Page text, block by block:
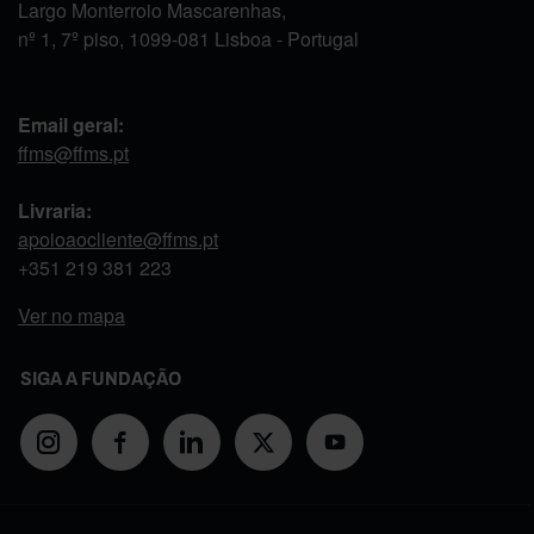
Largo Monterroio Mascarenhas,
nº 1, 7º piso, 1099-081 Lisboa - Portugal
Email geral:
ffms@ffms.pt
Livraria:
apoioaocliente@ffms.pt
+351 219 381 223
Ver no mapa
SIGA A FUNDAÇÃO